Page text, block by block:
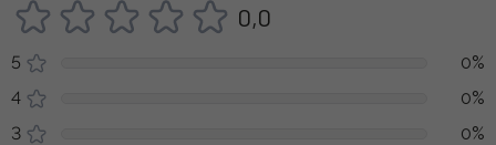
0,0
5
0%
4
0%
3
0%